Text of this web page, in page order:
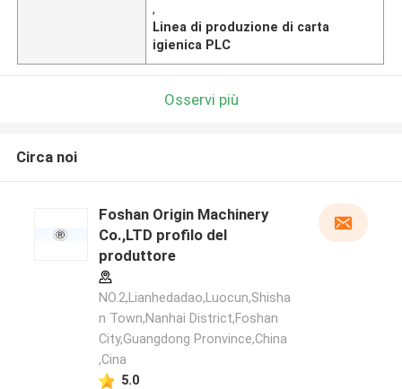
,
Linea di produzione di carta
igienica PLC
Osservi più
Circa noi
Foshan Origin Machinery
Co.,LTD profilo del
produttore
NO.2,Lianhedadao,Luocun,Shisha
n Town,Nanhai District,Foshan
City,Guangdong Pronvince,China
,Cina
5.0